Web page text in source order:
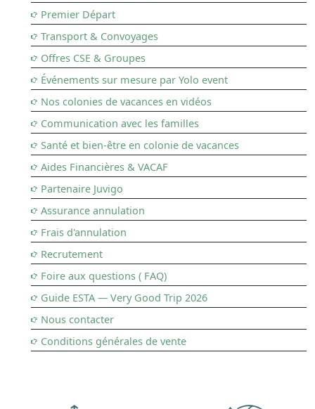
Premier Départ
Transport & Convoyages
Offres CSE & Groupes
Événements sur mesure par Yolo event
Nos colonies de vacances en vidéos
Communication avec les familles
Santé et bien-être en colonie de vacances
Aides Financières & VACAF
Partenaire Juvigo
Assurance annulation
Frais d'annulation
Recrutement
Foire aux questions ( FAQ)
Guide ESTA — Very Good Trip 2026
Nous contacter
Conditions générales de vente